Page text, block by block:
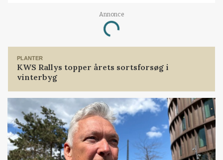
Annonce
Loading...
PLANTER
KWS Rallys topper årets sortsforsøg i
vinterbyg